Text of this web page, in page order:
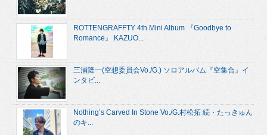
ROTTENGRAFFTY 4th Mini Album 『Goodbye to
Romance』 KAZUO...
三浦隆一(空想委員会Vo./G.) ソロアルバム『空集合』イ
ンタビ...
Nothing’s Carved In Stone Vo./G.村松拓 続・たっきゅん
のキ...